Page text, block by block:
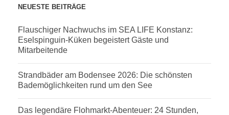
NEUESTE BEITRÄGE
Flauschiger Nachwuchs im SEA LIFE Konstanz:
Eselspinguin-Küken begeistert Gäste und
Mitarbeitende
Strandbäder am Bodensee 2026: Die schönsten
Bademöglichkeiten rund um den See
Das legendäre Flohmarkt-Abenteuer: 24 Stunden,